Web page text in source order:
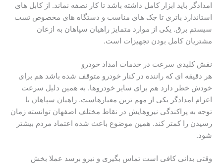
امدادگر باید ابزار کامل داشته باشد تا کار نصفه نماند. از کابل های
استاندارد باتری تا جک های مناسب و دستگاه های مخصوص تست
سیستم برق. یکی از موارد متمایز راهیان سپاهان به ازعان
مشتریان کامل بودن تجهیزات است.
نقش کلیدی سرعت در خدمات امداد خودرو
هر دقیقه ای که راننده در کنار خودرو متوقف شده باشد هم برای
خودش خطر دارد هم برای سایر خودروها. به همین دلیل سرعت
اعزام امدادگر یکی از مهم ترین معیارهاست. راهیان سپاهان با
توجه به پراکندگی نیروهایش در نقاط مختلف اصفهان توانسته زمان
رسیدن را کمتر کند. همین موضوع باعث شده اعتماد مردم بیشتر
شود.
وقتی بدانی کافی است تماس بگیری و نیرو برسد عملا بخش